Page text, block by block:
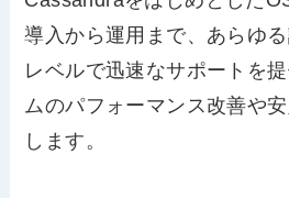
導入から運用まで、あらゆ
レベルで迅速なサポートを
ムのパフォーマンス改善や
します。